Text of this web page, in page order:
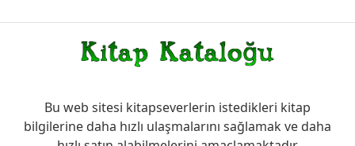
Bu web sitesi kitapseverlerin istedikleri kitap
bilgilerine daha hızlı ulaşmalarını sağlamak ve daha